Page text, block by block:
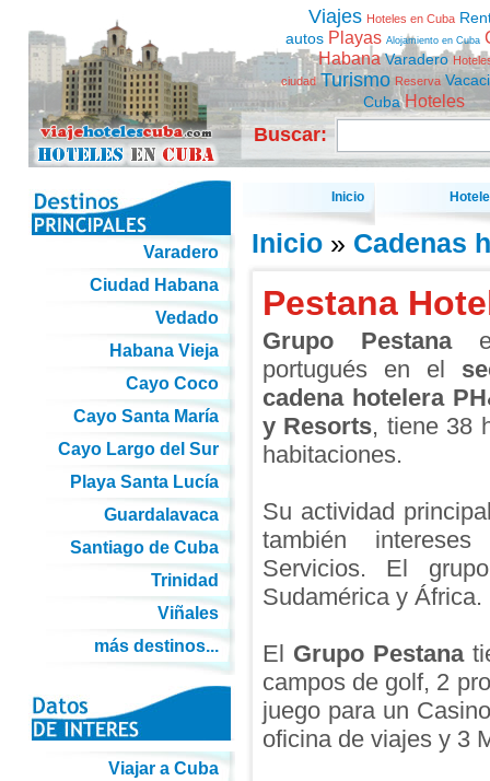
Viajes Hoteles en Cuba
autos Playas Alojamiento en Cuba
Habana Varadero
ciudad Turismo Reserva
Cuba Hoteles
Buscar:
Inicio
Inicio» Cadenas
Pestana
Grupo Pestana
portugués en el
cadena hotelera
y Resorts, tiene 38
habitaciones.
Su actividad
también
Servicios. El
Sudamérica y África.
El Grupo Pestana
campos de golf, 2
juego para un
oficina de viajes y 3
Varadero
Ciudad Habana
Vedado
Habana Vieja
Cayo Coco
Cayo Santa María
Cayo Largo del Sur
Playa Santa Lucía
Guardalavaca
Santiago de Cuba
Trinidad
Viñales
más destinos...
Viajar a Cuba